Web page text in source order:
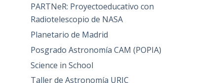
PARTNeR: Proyectoeducativo con
Radiotelescopio de NASA
Planetario de Madrid
Posgrado Astronomía CAM (POPIA)
Science in School
Taller de Astronomía URJC